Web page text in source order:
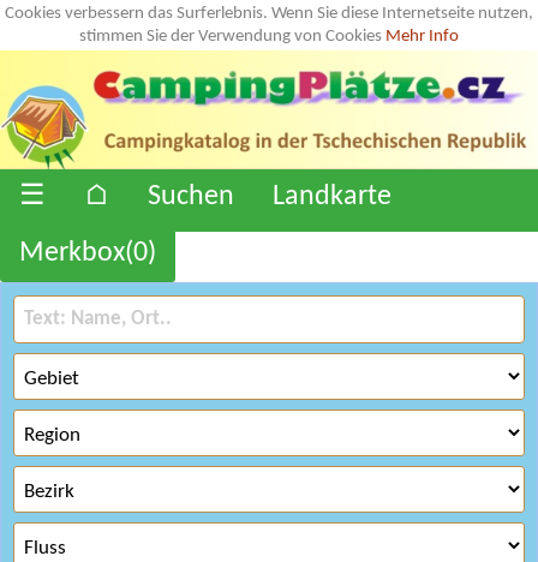
Cookies verbessern das Surferlebnis. Wenn Sie diese Internetseite nutzen,
stimmen Sie der Verwendung von Cookies Mehr Info
☰ ⌂ Suchen
Landkarte
Merkbox(0)